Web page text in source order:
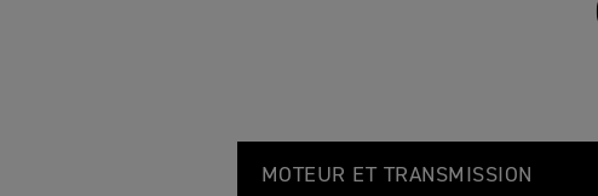
MOTEUR ET TRANSMISSION